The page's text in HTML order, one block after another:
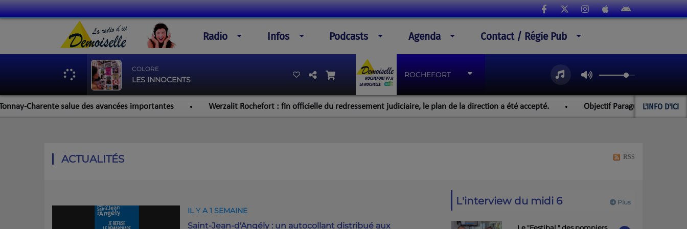
Radio Infos Podcasts Agenda Contact / Régie Pub
COLORE
LES INNOCENTS
ROCHEFORT
L'INFO D'ICI
salue des avancées importantes Werzalit Rochefort : fin officielle du redressement judiciaire, le plan de la direction a été accepté. Objectif Paraguay et les
ACTUALITÉS RSS
IL Y A 1 SEMAINE
Saint-Jean-d'Angély : un autocollant distribué aux
Plus
L'interview du midi 6